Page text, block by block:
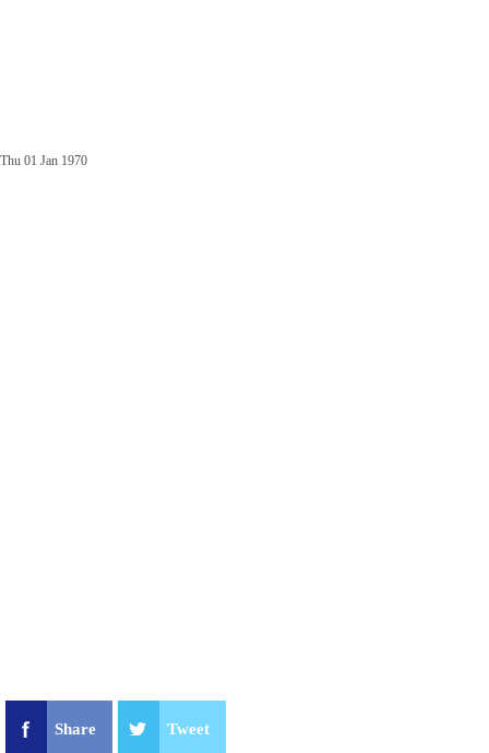
Thu 01 Jan 1970
Share Tweet